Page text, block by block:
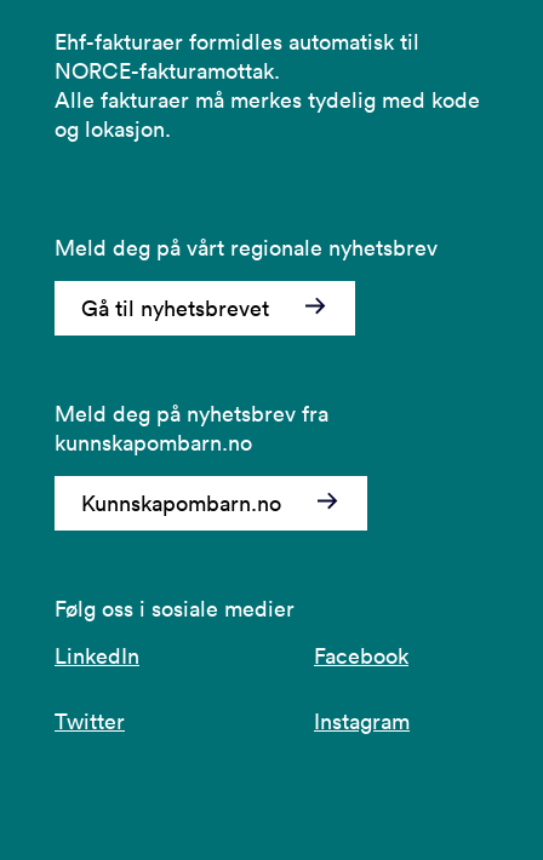
Ehf-fakturaer formidles automatisk til
NORCE-fakturamottak.
Alle fakturaer må merkes tydelig med kode
og lokasjon.
Meld deg på vårt regionale nyhetsbrev
Gå til nyhetsbrevet
Meld deg på nyhetsbrev fra
kunnskapombarn.no
Kunnskapombarn.no
Følg oss i sosiale medier
LinkedIn
Facebook
Twitter Instagram